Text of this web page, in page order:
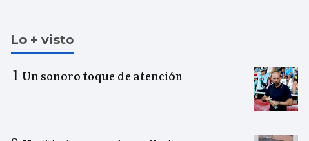
Lo + visto
Un sonoro toque de atención